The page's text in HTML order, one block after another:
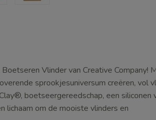
Vlinder van Creative Company!
sprookjesuniversum creëren, vol
boetseergereedschap, een siliconen
lichaam om de mooiste vlinders en